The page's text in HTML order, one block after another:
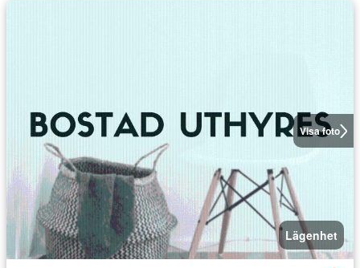
Visa foto
Lägenhet